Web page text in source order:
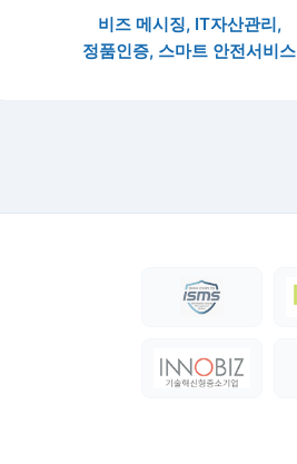
비즈 메시징, IT자산관리,
정품인증, 스마트 안전서비스